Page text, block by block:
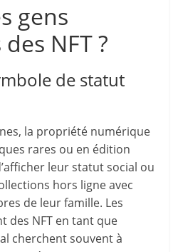
gens
NFT ?
de statut
la propriété numérique
rares ou en édition
leur statut social ou
hors ligne avec
de leur famille. Les
des NFT en tant que
cherchent souvent à